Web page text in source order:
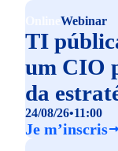
Webinar
TI
um CIO
da
24/08/26•11:00
Je m’inscris